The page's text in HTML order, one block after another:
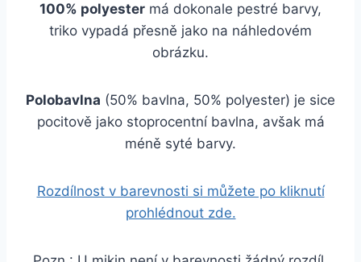
100% polyester má dokonale pestré barvy,
triko vypadá přesně jako na náhledovém
obrázku.
Polobavlna (50% bavlna, 50% polyester) je sice
pocitově jako stoprocentní bavlna, avšak má
méně syté barvy.
Rozdílnost v barevnosti si můžete po kliknutí
prohlédnout zde.